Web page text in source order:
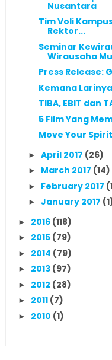
Nusantara
Tim Voli
Rektor...
Seminar
Wirausaha
Press Release:
Kemana
TIBA, EBIT dan
5 Film Yang
Move Your
► April 2017 (26)
► March 2017 (14)
► February 2017
► January 2017
► 2016 (118)
► 2015 (79)
► 2014 (79)
► 2013 (97)
► 2012 (28)
► 2011 (7)
► 2010 (1)